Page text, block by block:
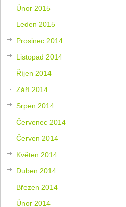
Únor 2015
Leden 2015
Prosinec 2014
Listopad 2014
Říjen 2014
Září 2014
Srpen 2014
Červenec 2014
Červen 2014
Květen 2014
Duben 2014
Březen 2014
Únor 2014